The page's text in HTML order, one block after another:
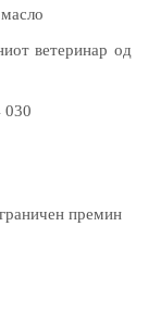
ветеринар од
030
премин